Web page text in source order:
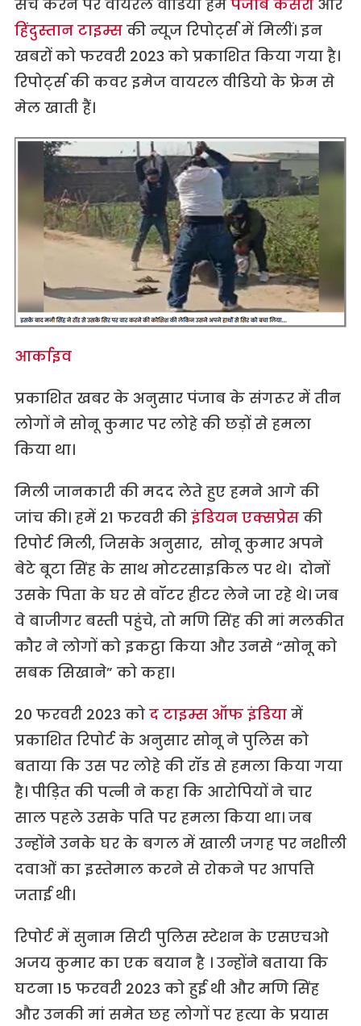
सर्च करने पर वायरल वीडियो हमें पंजाब केसरीऔर
हिंदुस्तान टाइम्सकी न्यूज रिपोर्ट्स में मिलीं। इन
खबरों को फरवरी 2023 को प्रकाशित किया गया है।
रिपोर्ट्स की कवर इमेज वायरल वीडियो के फ्रेम से
मेल खाती हैं।
आर्काइव
प्रकाशित खबर के अनुसार पंजाब के संगरूर में तीन
लोगों ने सोनू कुमार पर लोहे की छड़ों से हमला
किया था।
मिली जानकारी की मदद लेते हुए हमने आगे की
जांच की। हमें 21 फरवरी की इंडियन एक्सप्रेसकी
रिपोर्ट मिली, जिसके अनुसार, सोनू कुमार अपने
बेटे बूटा सिंह के साथ मोटरसाइकिल पर थे। दोनों
उसके पिता के घर से वॉटर हीटर लेने जा रहे थे। जब
वे बाजीगर बस्ती पहुंचे, तो मणि सिंह की मां मलकीत
कौर ने लोगों को इकट्ठा किया और उनसे “सोनू को
सबक सिखाने” को कहा।
20 फरवरी 2023 को द टाइम्स ऑफ इंडियामें
प्रकाशित रिपोर्ट के अनुसार सोनू ने पुलिस को
बताया कि उस पर लोहे की रॉड से हमला किया गया
है। पीड़ित की पत्नी ने कहा कि आरोपियों ने चार
साल पहले उसके पति पर हमला किया था। जब
उन्होंने उनके घर के बगल में खाली जगह पर नशीली
दवाओं का इस्तेमाल करने से रोकने पर आपत्ति
जताई थी।
रिपोर्ट में सुनाम सिटी पुलिस स्टेशन के एसएचओ
अजय कुमार का एक बयान है । उन्होंने बताया कि
घटना 15 फरवरी 2023 को हुई थी और मणि सिंह
और उनकी मां समेत छह लोगों पर हत्या के प्रयास